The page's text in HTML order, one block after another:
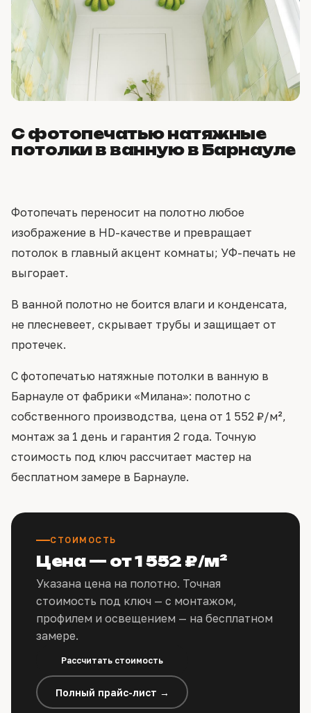
С фотопечатью натяжные
потолки в ванную в Барнауле
Фотопечать переносит на полотно любое
изображение в HD-качестве и превращает
потолок в главный акцент комнаты; УФ-печать не
выгорает.
В ванной полотно не боится влаги и конденсата,
не плесневеет, скрывает трубы и защищает от
протечек.
С фотопечатью натяжные потолки в ванную в
Барнауле от фабрики «Милана»: полотно с
собственного производства, цена от 1 552 ₽/м²,
монтаж за 1 день и гарантия 2 года. Точную
стоимость под ключ рассчитает мастер на
бесплатном замере в Барнауле.
СТОИМОСТЬ
Цена — от 1 552 ₽/м²
Указана цена на полотно. Точная
стоимость под ключ — с монтажом,
профилем и освещением — на бесплатном
замере.
Рассчитать стоимость
Полный прайс-лист →